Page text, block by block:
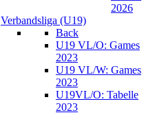
2026
Verbandsliga (U19)
Back
U19 VL/O: Games
2023
U19 VL/W: Games
2023
U19VL/O: Tabelle
2023